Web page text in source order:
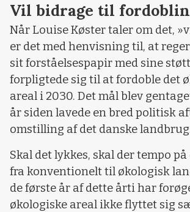
Vil bidrage til
Når Louise Køster taler om det,
er det med henvisning til, at
sit forståelsespapir med sine
forpligtede sig til at fordoble det
areal i 2030. Det mål blev
år siden lavede en bred politisk
omstilling af det danske
Skal det lykkes, skal der tempo
fra konventionelt til økologisk
de første år af dette årti har
økologiske areal ikke flyttet sig